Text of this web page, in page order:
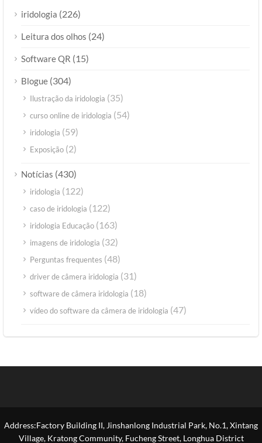
iridologia (226)
Leitura dos olhos (24)
Software QR (15)
Blogue (304)
Ilustração da iridologia (35)
curso online de iridologia (54)
iridologia (59)
Exposição (2)
Notícias (430)
iridologia (122)
caso de iridologia (122)
iridologia Educação (163)
imagens de iridologia (32)
Perguntas frequentes (48)
driver de câmera iridologia (31)
software de câmera iridologia (18)
vídeo do software da câmera de iridologia (47)
Address:Factory Building II, Jinshanlong Industrial Park, No.1, Xintang
Village, Kratong Community, Fucheng Street, Longhua District